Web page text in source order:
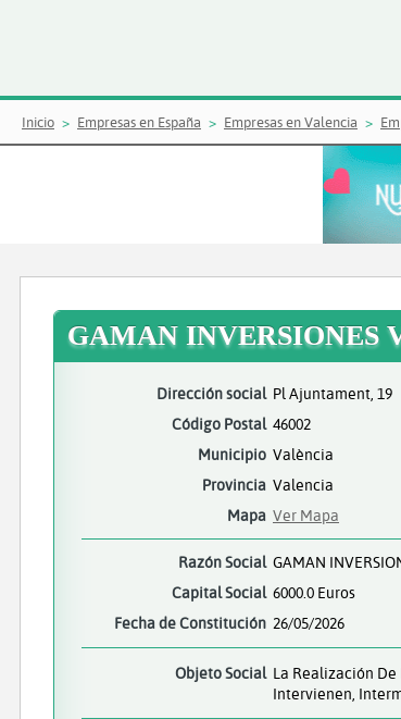
Inicio Empresas en España Empresas en Valencia
GAMAN INVERSIONES
Dirección social Pl Ajuntament, 19
Código Postal 46002
Municipio València
Provincia Valencia
Mapa Ver Mapa
Razón Social GAMAN
Capital Social 6000.0 Euros
Fecha de Constitución 26/05/2026
Objeto Social La Realización De
Intervienen,